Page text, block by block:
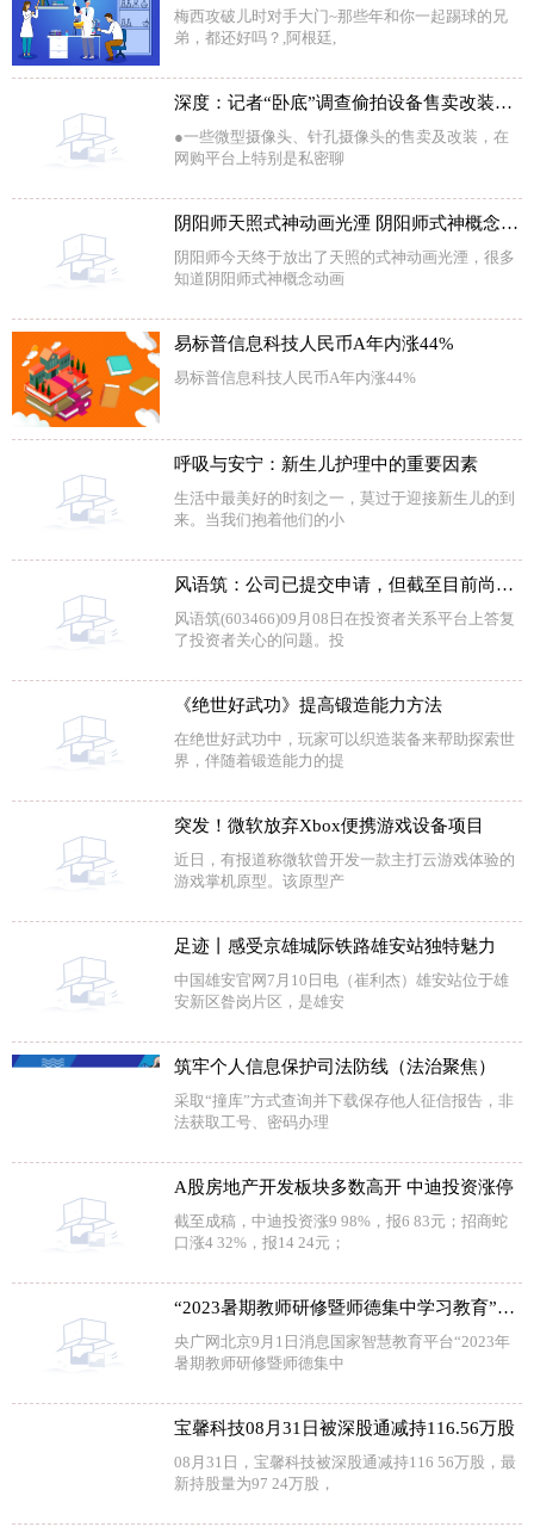
梅西攻破儿时对手大门~那些年和你一起踢球的兄
弟，都还好吗？,阿根廷,
深度：记者“卧底”调查偷拍设备售卖改装产业链
●一些微型摄像头、针孔摄像头的售卖及改装，在
网购平台上特别是私密聊
阴阳师天照式神动画光湮 阴阳师式神概念动画光湮
阴阳师今天终于放出了天照的式神动画光湮，很多
知道阴阳师式神概念动画
易标普信息科技人民币A年内涨44%
易标普信息科技人民币A年内涨44%
呼吸与安宁：新生儿护理中的重要因素
生活中最美好的时刻之一，莫过于迎接新生儿的到
来。当我们抱着他们的小
风语筑：公司已提交申请，但截至目前尚未得到相关信息反馈
风语筑(603466)09月08日在投资者关系平台上答复
了投资者关心的问题。投
《绝世好武功》提高锻造能力方法
在绝世好武功中，玩家可以织造装备来帮助探索世
界，伴随着锻造能力的提
突发！微软放弃Xbox便携游戏设备项目
近日，有报道称微软曾开发一款主打云游戏体验的
游戏掌机原型。该原型产
足迹丨感受京雄城际铁路雄安站独特魅力
中国雄安官网7月10日电（崔利杰）雄安站位于雄
安新区昝岗片区，是雄安
筑牢个人信息保护司法防线（法治聚焦）
采取“撞库”方式查询并下载保存他人征信报告，非
法获取工号、密码办理
A股房地产开发板块多数高开 中迪投资涨停
截至成稿，中迪投资涨9 98%，报6 83元；招商蛇
口涨4 32%，报14 24元；
“2023暑期教师研修暨师德集中学习教育”专题结业
央广网北京9月1日消息国家智慧教育平台“2023年
暑期教师研修暨师德集中
宝馨科技08月31日被深股通减持116.56万股
08月31日，宝馨科技被深股通减持116 56万股，最
新持股量为97 24万股，